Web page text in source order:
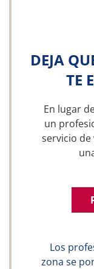
DEJA
TE
En lugar
un
servicio
Los
zona se